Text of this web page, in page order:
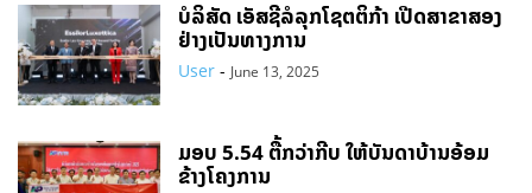
ບໍລິສັດ ເອັສຊີລໍລຸກໂຊຕຕິກ້າ ເປີດສາຂາສອງ
ຢ່າງເປັນທາງການ
User - June 13, 2025
ມອບ 5.54 ຕື້ກວ່າກີບ ໃຫ້ບັນດາບ້ານອ້ອມ
ຂ້າງໂຄງການ